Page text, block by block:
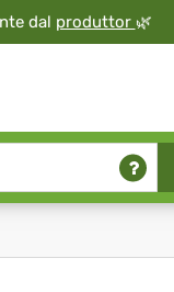
dal produttor 🌿